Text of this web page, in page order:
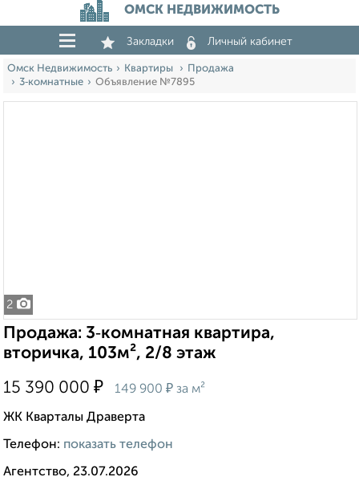
ОМСК НЕДВИЖИМОСТЬ
Закладки Личный кабинет
Омск Недвижимость Квартиры
Продажа
3‑комнатные
Объявление №7895
2
Продажа: 3‑комнатная квартира,
вторичка, 103м², 2/8 этаж
15 390 000 ₽ 149 900 ₽ за м²
ЖК Кварталы Драверта
Телефон: показать телефон
Агентство, 23.07.2026